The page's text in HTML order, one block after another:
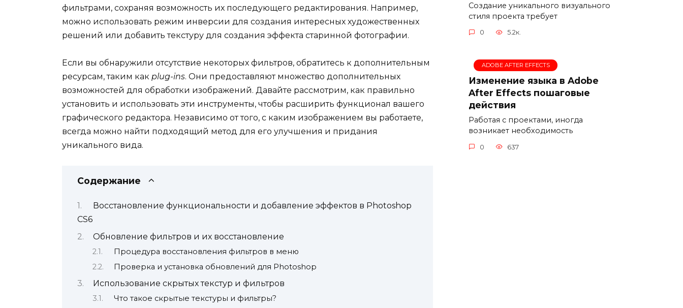
фильтрами, сохраняя возможность их последующего редактирования. Например,
можно использовать режим инверсии для создания интересных художественных
решений или добавить текстуру для создания эффекта старинной фотографии.
Если вы обнаружили отсутствие некоторых фильтров, обратитесь к дополнительным
ресурсам, таким как plug-ins. Они предоставляют множество дополнительных
возможностей для обработки изображений. Давайте рассмотрим, как правильно
установить и использовать эти инструменты, чтобы расширить функционал вашего
графического редактора. Независимо от того, с каким изображением вы работаете,
всегда можно найти подходящий метод для его улучшения и придания
уникального вида.
Содержание
Восстановление функциональности и добавление эффектов в Photoshop
CS6
Обновление фильтров и их восстановление
Процедура восстановления фильтров в меню
Проверка и установка обновлений для Photoshop
Использование скрытых текстур и фильтров
Что такое скрытые текстуры и фильтры?
Создание уникального визуального
стиля проекта требует
0 5.2к.
ADOBE AFTER EFFECTS
Изменение языка в Adobe
After Effects пошаговые
действия
Работая с проектами, иногда
возникает необходимость
0 637